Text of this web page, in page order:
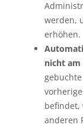
werden,
erhöhen.
nicht
befindet,
anderen